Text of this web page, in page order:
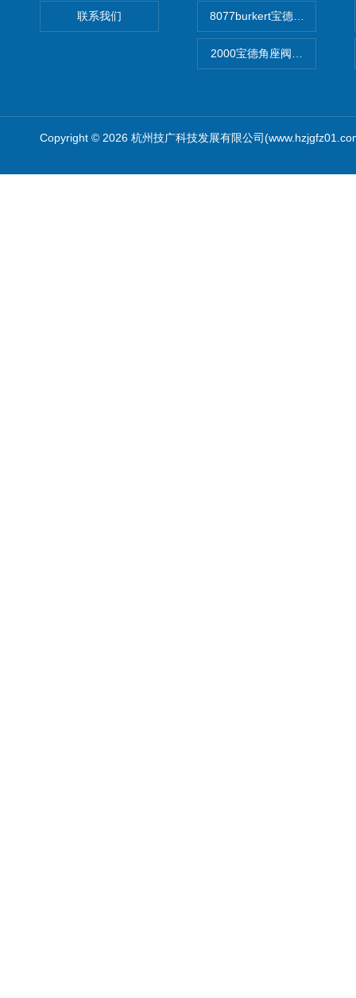
联系我们 8077burkert宝德椭圆齿轮脉
2000宝德角座阀德国宝帝
Copyright © 2026 杭州技广科技发展有限公司